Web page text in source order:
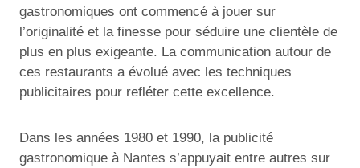
gastronomiques ont commencé à jouer sur
l’originalité et la finesse pour séduire une clientèle de
plus en plus exigeante. La communication autour de
ces restaurants a évolué avec les techniques
publicitaires pour refléter cette excellence.
Dans les années 1980 et 1990, la publicité
gastronomique à Nantes s’appuyait entre autres sur